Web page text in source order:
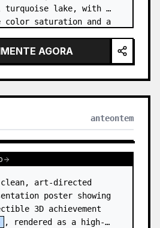
lake, with
color saturation and a
enormous white jade
AGORA
anteontem
art-directed
poster showing
3D achievement
, rendered as a high-